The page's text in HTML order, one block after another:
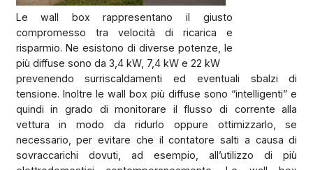
Le wall box rappresentano il giusto
compromesso tra velocità di ricarica e
risparmio. Ne esistono di diverse potenze, le
più diffuse sono da 3,4 kW, 7,4 kW e 22 kW
prevenendo surriscaldamenti ed eventuali sbalzi di
tensione. Inoltre le wall box più diffuse sono “intelligenti” e
quindi in grado di monitorare il flusso di corrente alla
vettura in modo da ridurlo oppure ottimizzarlo, se
necessario, per evitare che il contatore salti a causa di
sovraccarichi dovuti, ad esempio, all’utilizzo di più